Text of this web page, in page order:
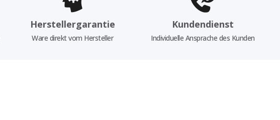
Herstellergarantie
Ware direkt vom Hersteller
Kundendienst
Individuelle Ansprache des Kunden